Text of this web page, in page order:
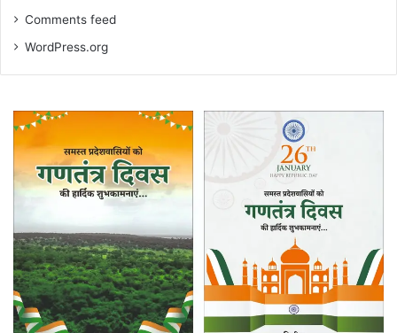
Comments feed
WordPress.org